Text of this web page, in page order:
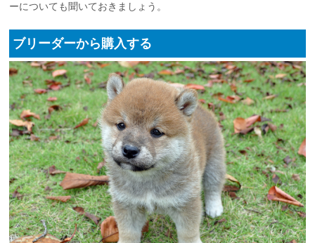
ーについても聞いておきましょう。
ブリーダーから購入する